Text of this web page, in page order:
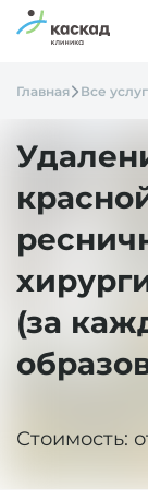
Главная Все
(за
Стоимость: